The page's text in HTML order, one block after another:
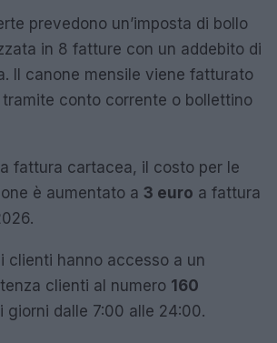
prevedono un’imposta di bollo
in 8 fatture con un addebito di
Il canone mensile viene fatturato
conto corrente o bollettino
fattura cartacea, il costo per le
è aumentato a 3 euro a fattura
i clienti hanno accesso a un
clienti al numero 160
giorni dalle 7:00 alle 24:00.